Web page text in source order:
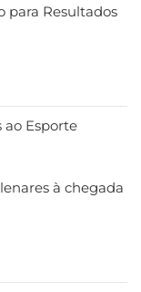
para Resultados
ao Esporte
à chegada